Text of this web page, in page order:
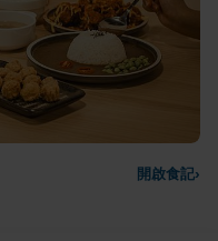
開啟食記›